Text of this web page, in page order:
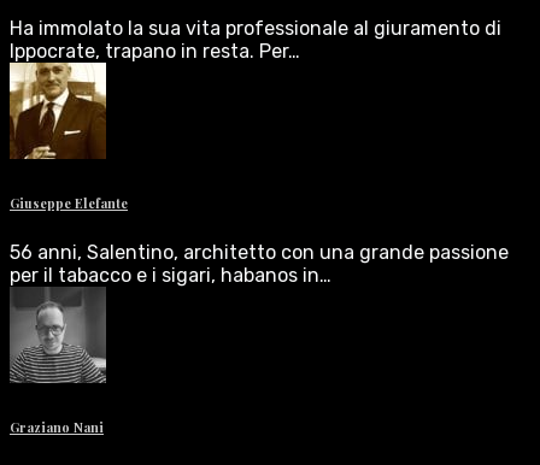
Ha immolato la sua vita professionale al giuramento di
Ippocrate, trapano in resta. Per…
Giuseppe Elefante
56 anni, Salentino, architetto con una grande passione
per il tabacco e i sigari, habanos in…
Graziano Nani